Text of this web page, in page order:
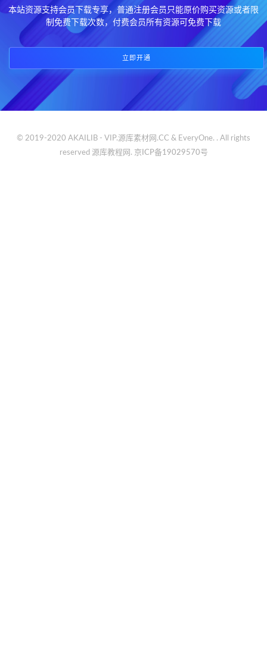
本站资源支持会员下载专享，普通注册会员只能原价购买资源或者限
制免费下载次数，付费会员所有资源可免费下载
立即开通
© 2019-2020 AKAILIB - VIP.源库素材网.CC & EveryOne. . All rights
reserved 源库教程网. 京ICP备19029570号